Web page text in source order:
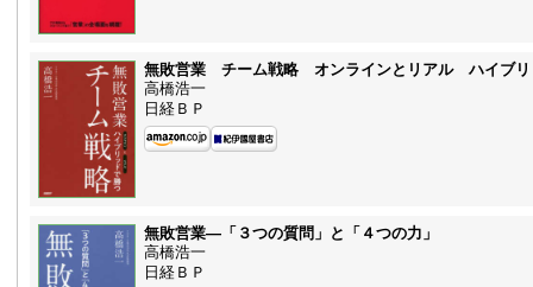
無敗営業 チーム戦略 オンラインとリアル ハイブリ
高橋浩一
日経ＢＰ
無敗営業—「３つの質問」と「４つの力」
高橋浩一
日経ＢＰ